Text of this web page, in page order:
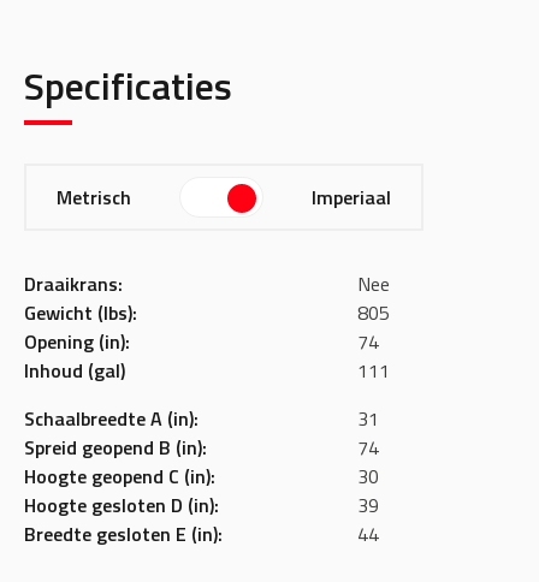
Specificaties
Metrisch Imperiaal
Draaikrans:
Gewicht (lbs):
Opening (in):
Inhoud (gal)
Nee
805
74
111
Schaalbreedte A (in):
Spreid geopend B (in):
Hoogte geopend C (in):
Hoogte gesloten D (in):
Breedte gesloten E (in):
31
74
30
39
44